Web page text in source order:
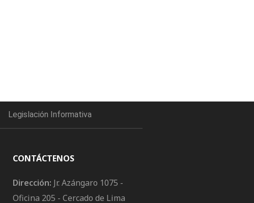
Legislación Informativa
CONTÁCTENOS
Dirección: Jr. Azángaro 1075 -
Oficina 205 - Cercado de Lima